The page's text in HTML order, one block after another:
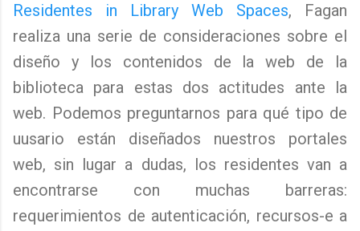
Residentes in Library Web Spaces, Fagan
realiza una serie de consideraciones sobre el
diseño y los contenidos de la web de la
biblioteca para estas dos actitudes ante la
web. Podemos preguntarnos para qué tipo de
uusario están diseñados nuestros portales
web, sin lugar a dudas, los residentes van a
encontrarse con muchas barreras:
requerimientos de autenticación, recursos-e a